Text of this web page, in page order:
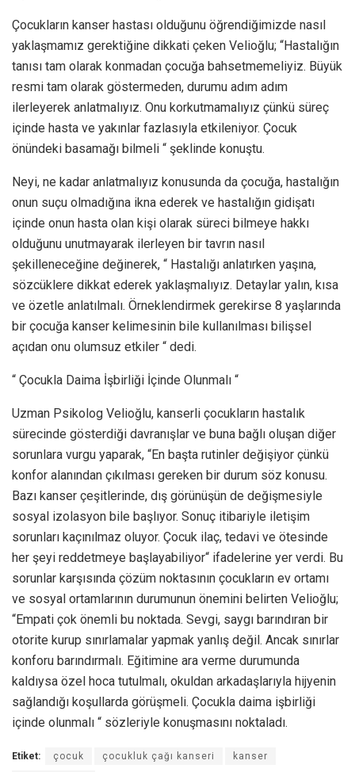
Çocukların kanser hastası olduğunu öğrendiğimizde nasıl
yaklaşmamız gerektiğine dikkati çeken Velioğlu; “Hastalığın
tanısı tam olarak konmadan çocuğa bahsetmemeliyiz. Büyük
resmi tam olarak göstermeden, durumu adım adım
ilerleyerek anlatmalıyız. Onu korkutmamalıyız çünkü süreç
içinde hasta ve yakınlar fazlasıyla etkileniyor. Çocuk
önündeki basamağı bilmeli “ şeklinde konuştu.
Neyi, ne kadar anlatmalıyız konusunda da çocuğa, hastalığın
onun suçu olmadığına ikna ederek ve hastalığın gidişatı
içinde onun hasta olan kişi olarak süreci bilmeye hakkı
olduğunu unutmayarak ilerleyen bir tavrın nasıl
şekilleneceğine değinerek, “ Hastalığı anlatırken yaşına,
sözcüklere dikkat ederek yaklaşmalıyız. Detaylar yalın, kısa
ve özetle anlatılmalı. Örneklendirmek gerekirse 8 yaşlarında
bir çocuğa kanser kelimesinin bile kullanılması bilişsel
açıdan onu olumsuz etkiler “ dedi.
“ Çocukla Daima İşbirliği İçinde Olunmalı “
Uzman Psikolog Velioğlu, kanserli çocukların hastalık
sürecinde gösterdiği davranışlar ve buna bağlı oluşan diğer
sorunlara vurgu yaparak, “En başta rutinler değişiyor çünkü
konfor alanından çıkılması gereken bir durum söz konusu.
Bazı kanser çeşitlerinde, dış görünüşün de değişmesiyle
sosyal izolasyon bile başlıyor. Sonuç itibariyle iletişim
sorunları kaçınılmaz oluyor. Çocuk ilaç, tedavi ve ötesinde
her şeyi reddetmeye başlayabiliyor“ ifadelerine yer verdi. Bu
sorunlar karşısında çözüm noktasının çocukların ev ortamı
ve sosyal ortamlarının durumunun önemini belirten Velioğlu;
“Empati çok önemli bu noktada. Sevgi, saygı barındıran bir
otorite kurup sınırlamalar yapmak yanlış değil. Ancak sınırlar
konforu barındırmalı. Eğitimine ara verme durumunda
kaldıysa özel hoca tutulmalı, okuldan arkadaşlarıyla hijyenin
sağlandığı koşullarda görüşmeli. Çocukla daima işbirliği
içinde olunmalı “ sözleriyle konuşmasını noktaladı.
Etiket: çocuk çocukluk çağı kanseri kanser